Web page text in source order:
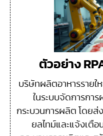
ตัวอย่าง
บริษัทผลิตอาหารรายใ
ในระบบจัดการกา
กระบวนการผลิต โดยส่
ยลไทม์และแจ้งเตื